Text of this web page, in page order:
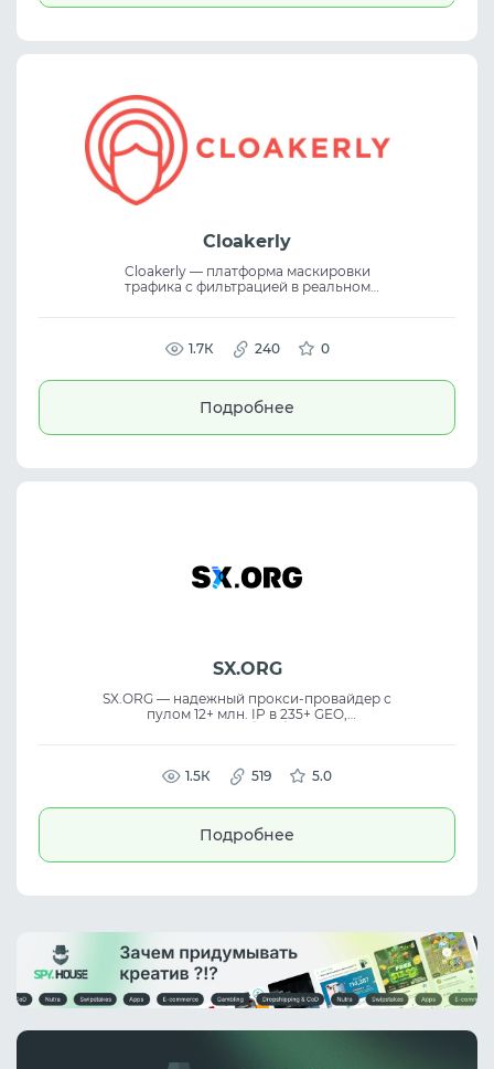
соединения и глобальные IP.
Cloakerly
Cloakerly — платформа маскировки
трафика с фильтрацией в реальном
рекламных кампаний и масштабирования
high-risk traffic без потерь качества.
1.7К 240 0
Подробнее
SX.ORG
SX.ORG — надежный прокси-провайдер с
пулом 12+ млн. IP в 235+ GEO,
подходит для web scraping, SMM,
eCommerce и других нужд, требующих
высококачественные proxy solutions.
1.5К 519 5.0
Подробнее